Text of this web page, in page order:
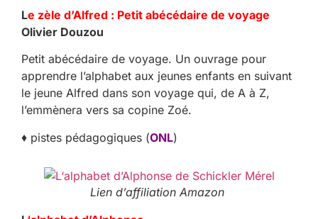
Le zèle d’Alfred : Petit abécédaire de voyage
Olivier Douzou
Petit abécédaire de voyage. Un ouvrage pour
apprendre l’alphabet aux jeunes enfants en suivant
le jeune Alfred dans son voyage qui, de A à Z,
l’emmènera vers sa copine Zoé.
♦ pistes pédagogiques (ONL)
Lien d’affiliation Amazon